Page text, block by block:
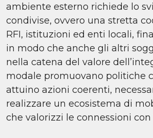
ambiente esterno richiede lo
condivise, ovvero una stretta
RFI, istituzioni ed enti locali,
in modo che anche gli altri
nella catena del valore
modale promuovano politiche
attuino azioni coerenti,
realizzare un ecosistema di
che valorizzi le connessioni con